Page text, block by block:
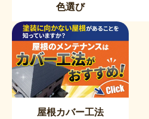
色選び
屋根カバー工法